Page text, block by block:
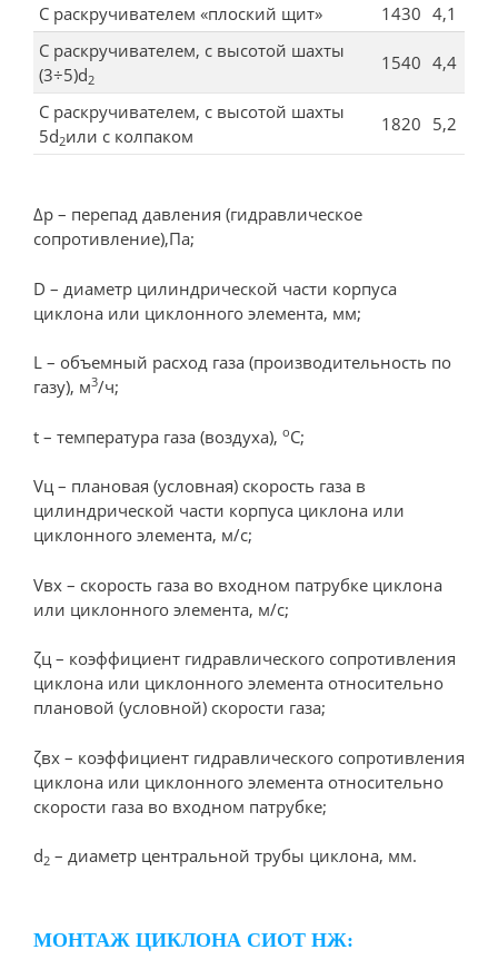
С раскручивателем «плоский щит»
1430 4,1
С раскручивателем, с высотой шахты
(3÷5)d2
1540 4,4
С раскручивателем, с высотой шахты
5d2или с колпаком
1820 5,2
Δр – перепад давления (гидравлическое
сопротивление),Па;
D – диаметр цилиндрической части корпуса
циклона или циклонного элемента, мм;
L – объемный расход газа (производительность по
газу), м3/ч;
t – температура газа (воздуха), оС;
Vц – плановая (условная) скорость газа в
цилиндрической части корпуса циклона или
циклонного элемента, м/с;
Vвх – скорость газа во входном патрубке циклона
или циклонного элемента, м/с;
ζц – коэффициент гидравлического сопротивления
циклона или циклонного элемента относительно
плановой (условной) скорости газа;
ζвх – коэффициент гидравлического сопротивления
циклона или циклонного элемента относительно
скорости газа во входном патрубке;
d2 – диаметр центральной трубы циклона, мм.
МОНТАЖ ЦИКЛОНА СИОТ НЖ: